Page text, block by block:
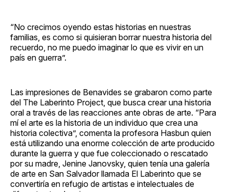
“No crecimos oyendo estas historias en nuestras
familias, es como si quisieran borrar nuestra historia del
recuerdo, no me puedo imaginar lo que es vivir en un
país en guerra”.
Las impresiones de Benavides se grabaron como parte
del The Laberinto Project, que busca crear una historia
oral a través de las reacciones ante obras de arte. “Para
mí el arte es la historia de un individuo que crea una
historia colectiva”, comenta la profesora Hasbun quien
está utilizando una enorme colección de arte producido
durante la guerra y que fue coleccionado o rescatado
por su madre, Jenine Janovsky, quien tenía una galería
de arte en San Salvador llamada El Laberinto que se
convertiría en refugio de artistas e intelectuales de